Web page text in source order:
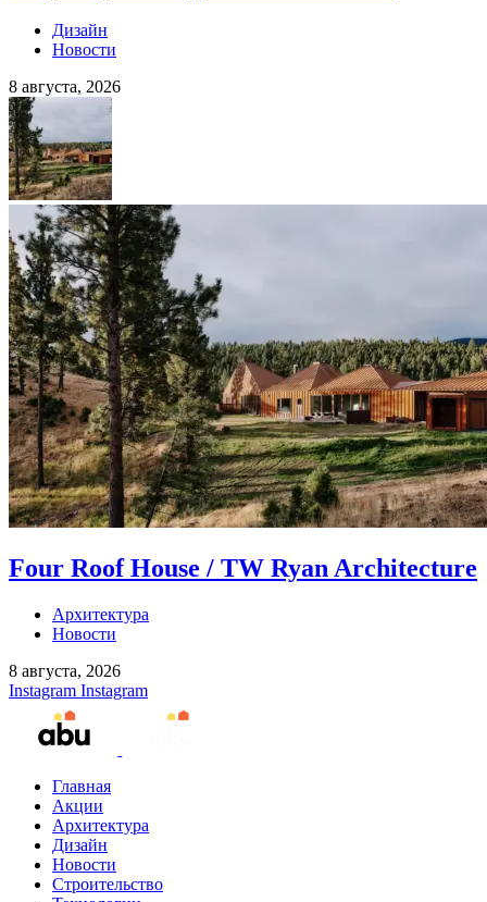
Дизайн
Новости
8 августа, 2026
Four Roof House / TW Ryan Architecture
Архитектура
Новости
8 августа, 2026
Instagram Instagram
Главная
Акции
Архитектура
Дизайн
Новости
Строительство